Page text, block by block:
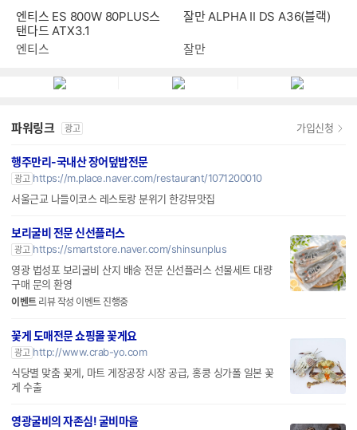
엔티스 ES 800W 80PLUS스
탠다드 ATX3.1
엔티스
잘만 ALPHA II DS A36(블랙)
잘만
파워링크 광고 가입신청
행주만리-국내산 장어덮밥전문
광고 https://m.place.naver.com/restaurant/1071200010
서울근교 나들이코스 레스토랑 분위기 한강뷰맛집
보리굴비 전문 신선플러스
광고 https://smartstore.naver.com/shinsunplus
영광 법성포 보리굴비 산지 배송 전문 신선플러스 선물세트 대량
구매 문의 환영
이벤트리뷰 작성 이벤트 진행중
꽃게 도매전문 쇼핑몰 꽃게요
광고 http://www.crab-yo.com
식당별 맞춤 꽃게, 마트 게장공장 시장 공급, 홍콩 싱가폴 일본 꽃
게 수출
영광굴비의 자존심! 굴비마을